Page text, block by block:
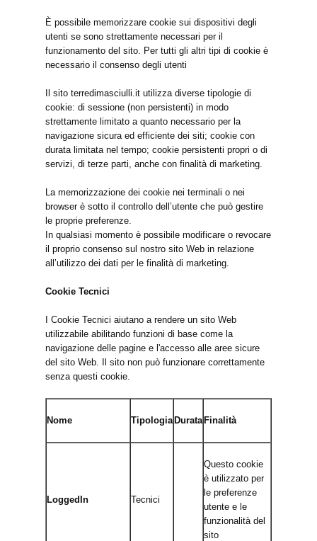
È possibile memorizzare cookie sui dispositivi degli
utenti se sono strettamente necessari per il
funzionamento del sito. Per tutti gli altri tipi di cookie è
necessario il consenso degli utenti
Il sito terredimasciulli.it utilizza diverse tipologie di
cookie: di sessione (non persistenti) in modo
strettamente limitato a quanto necessario per la
navigazione sicura ed efficiente dei siti; cookie con
durata limitata nel tempo; cookie persistenti propri o di
servizi, di terze parti, anche con finalità di marketing.
La memorizzazione dei cookie nei terminali o nei
browser è sotto il controllo dell’utente che può gestire
le proprie preferenze.
In qualsiasi momento è possibile modificare o revocare
il proprio consenso sul nostro sito Web in relazione
all’utilizzo dei dati per le finalità di marketing.
Cookie Tecnici
I Cookie Tecnici aiutano a rendere un sito Web
utilizzabile abilitando funzioni di base come la
navigazione delle pagine e l'accesso alle aree sicure
del sito Web. Il sito non può funzionare correttamente
senza questi cookie.
Nome Tipologia Durata Finalità
LoggedIn Tecnici
Questo cookie
è utilizzato per
le preferenze
utente e le
funzionalità del
sito